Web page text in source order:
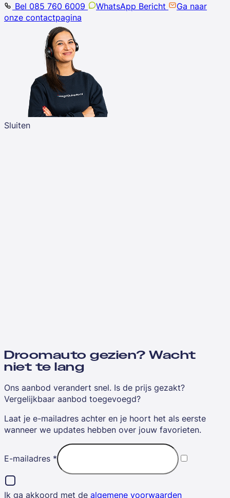
Bel 085 760 6009
WhatsApp Bericht
Ga naar
onze contactpagina
Sluiten
Droomauto gezien? Wacht
niet te lang
Ons aanbod verandert snel. Is de prijs gezakt?
Vergelijkbaar aanbod toegevoegd?
Laat je e-mailadres achter en je hoort het als eerste
wanneer we updates hebben over jouw favorieten.
E-mailadres *
Ik ga akkoord met de algemene voorwaarden